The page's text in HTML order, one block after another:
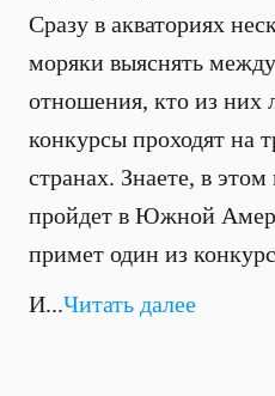
Сразу в акваториях
моряки выяснять
отношения, кто из них
конкурсы проходят на
странах. Знаете, в
пройдет в Южной
примет один из
И...Читать далее